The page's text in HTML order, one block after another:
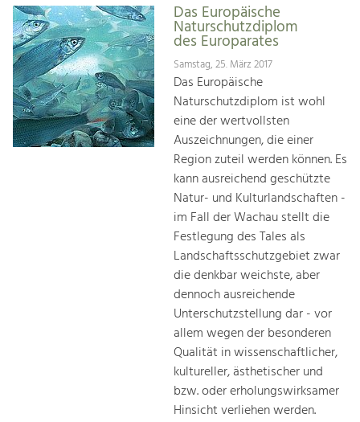
Das Europäische
Naturschutzdiplom
des Europarates
Samstag, 25. März 2017
Das Europäische
Naturschutzdiplom ist wohl
eine der wertvollsten
Auszeichnungen, die einer
Region zuteil werden können. Es
kann ausreichend geschützte
Natur- und Kulturlandschaften -
im Fall der Wachau stellt die
Festlegung des Tales als
Landschaftsschutzgebiet zwar
die denkbar weichste, aber
dennoch ausreichende
Unterschutzstellung dar - vor
allem wegen der besonderen
Qualität in wissenschaftlicher,
kultureller, ästhetischer und
bzw. oder erholungswirksamer
Hinsicht verliehen werden.